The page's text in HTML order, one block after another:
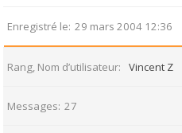
Enregistré le 29 mars 2004 12:36
Rang, Nom d’utilisateur Vincent Z
Messages 27